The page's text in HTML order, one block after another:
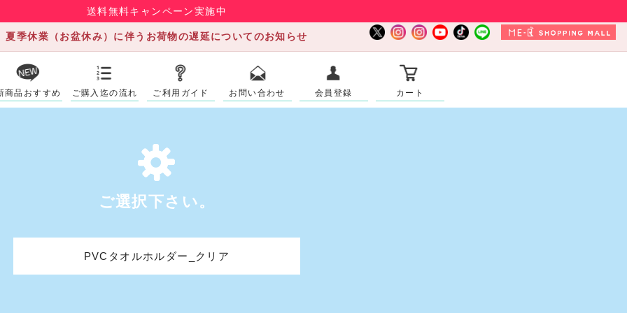
送料無料キャンペーン実施中
夏季休業（お盆休み）に伴うお荷物の遅延についてのお知らせ
商品おすすめ ご購入迄の流れ ご利用ガイド お問い合わせ 会員登録 カート
ご選択下さい。
PVCタオルホルダー_クリア